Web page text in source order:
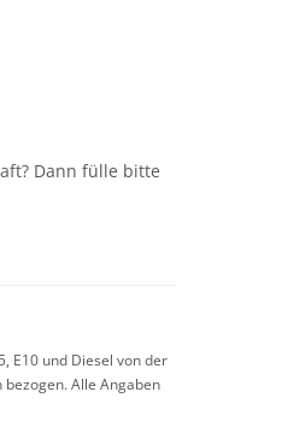
Dann fülle bitte
E10 und Diesel von der
Alle Angaben